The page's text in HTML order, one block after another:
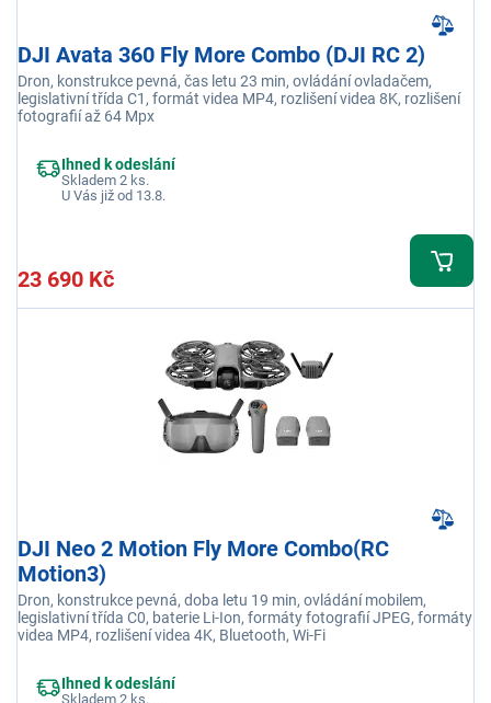
DJI Avata 360 Fly More Combo (DJI RC 2)
Dron, konstrukce pevná, čas letu 23 min, ovládání ovladačem,
legislativní třída C1, formát videa MP4, rozlišení videa 8K, rozlišení
fotografií až 64 Mpx
Ihned k odeslání
Skladem 2 ks.
U Vás již od 13.8.
23 690 Kč
DJI Neo 2 Motion Fly More Combo(RC
Motion3)
Dron, konstrukce pevná, doba letu 19 min, ovládání mobilem,
legislativní třída C0, baterie Li-Ion, formáty fotografií JPEG, formáty
videa MP4, rozlišení videa 4K, Bluetooth, Wi-Fi
Ihned k odeslání
Skladem 2 ks.